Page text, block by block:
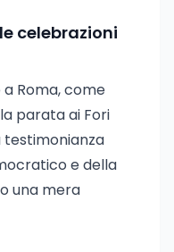
celebrazioni
a Roma, come
parata ai Fori
e della
una mera